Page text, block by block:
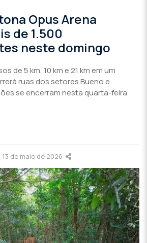
Opus Arena
de 1.500
neste domingo
de 5 km, 10 km e 21 km em um
ruas dos setores Bueno e
se encerram nesta quarta-feira
13 de maio de 2026